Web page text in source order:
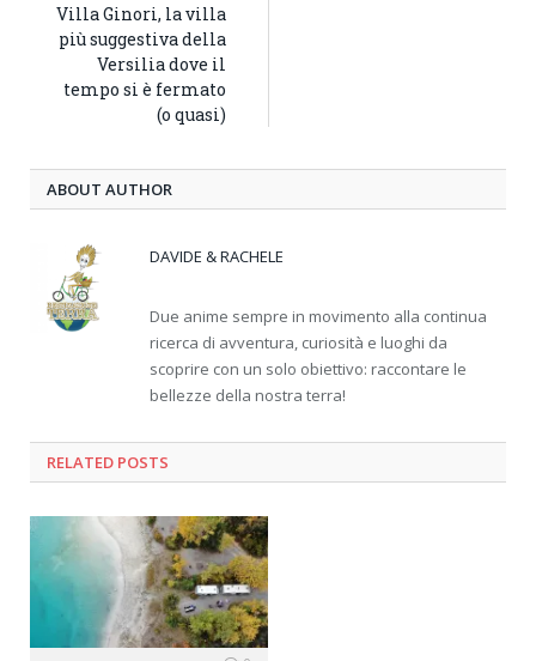
Villa Ginori, la villa
più suggestiva della
Versilia dove il
tempo si è fermato
(o quasi)
ABOUT AUTHOR
DAVIDE & RACHELE
Due anime sempre in movimento alla continua
ricerca di avventura, curiosità e luoghi da
scoprire con un solo obiettivo: raccontare le
bellezze della nostra terra!
RELATED POSTS